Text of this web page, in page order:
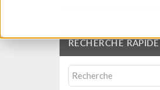
RECHERCHE RAPIDE